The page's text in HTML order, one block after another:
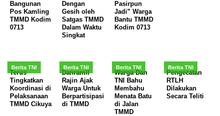
Bangunan
Pos Kamling
TMMD Kodim
0713
Dengan
Gesih oleh
Satgas TMMD
Dalam Waktu
Singkat
Pasirpun
Jadi” Warga
Bantu TMMD
Kodim 0713
Berita TNI
Terus
Tingkatkan
Koordinasi di
Pelaksanaan
TMMD Cikuya
Berita TNI
Danramil
Rajin Ajak
Warga Untuk
Berpartisipasi
di TMMD
Berita TNI
Warga Dan
TNI Bahu
Membahu
Menata Batu
di Jalan
TMMD
Berita TNI
Pengecatan
RTLH
Dilakukan
Secara Teliti